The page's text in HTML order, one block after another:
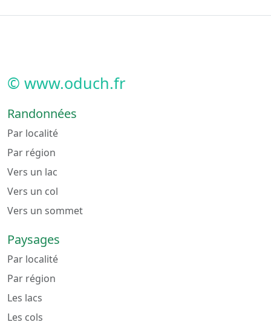
© www.oduch.fr
Randonnées
Par localité
Par région
Vers un lac
Vers un col
Vers un sommet
Paysages
Par localité
Par région
Les lacs
Les cols